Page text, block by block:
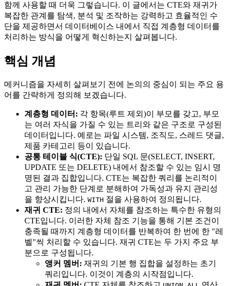
함께 사용할 때 더욱 그렇습니다. 이 글에서는 CTE와 재귀가
복잡한 관계를 탐색, 분석 및 조작하는 강력하고 효율적인 수
단을 제공하면서 데이터베이스 내에서 직접 계층형 데이터를
처리하는 방식을 어떻게 혁신하는지 살펴봅니다.
핵심 개념
메커니즘을 자세히 살펴보기 전에 논의의 중심이 되는 주요 용
어를 간략하게 정의해 보겠습니다.
계층형 데이터: 각 항목(루트 제외)이 부모를 갖고, 부모
는 여러 자식을 가질 수 있는 트리와 같은 구조로 구성된
데이터입니다. 예로는 파일 시스템, 조직도, 스레드 댓글,
제품 카테고리 등이 있습니다.
공통 테이블 식(CTE): 단일 SQL 문(SELECT, INSERT,
UPDATE 또는 DELETE) 내에서 참조할 수 있는 임시 명
명된 결과 집합입니다. CTE는 복잡한 쿼리를 논리적이
고 관리 가능한 단계로 분해하여 가독성과 유지 관리성
을 향상시킵니다. WITH 절을 사용하여 정의됩니다.
재귀 CTE: 정의 내에서 자체를 참조하는 특수한 유형의
CTE입니다. 이러한 자체 참조 기능을 통해 기본 조건이
충족될 때까지 계층형 데이터를 반복하여 한 번에 한 "레
벨"씩 처리할 수 있습니다. 재귀 CTE는 두 가지 주요 부
분으로 구성됩니다.
앵커 멤버: 재귀의 기본 행 집합을 설정하는 초기
쿼리입니다. 이것이 계층의 시작점입니다.